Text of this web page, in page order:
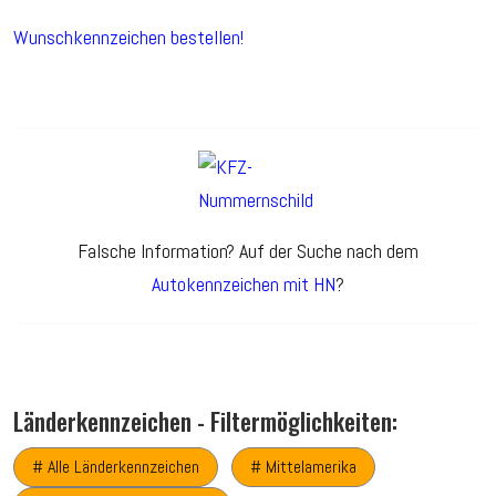
Wunschkennzeichen bestellen!
Falsche Information? Auf der Suche nach dem
Autokennzeichen mit HN?
Länderkennzeichen - Filtermöglichkeiten:
# Alle Länderkennzeichen
# Mittelamerika